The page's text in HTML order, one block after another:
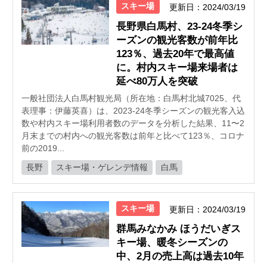
スキー場 更新日：2024/03/19
長野県白馬村、23-24冬季シ
ーズンの観光客数が前年比
123％、過去20年で最高値
に。村内スキー場来場者は
延べ80万人を突破
一般社団法人白馬村観光局（所在地：白馬村北城7025、代
表理事：伊藤英喜）は、2023-24冬季シーズンの観光客入込
数や村内スキー場利用者数のデータを分析した結果、11〜2
月末までの村内への観光客数は前年と比べて123％、コロナ
前の2019...
長野 スキー場・ゲレンデ情報 白馬
スキー場 更新日：2024/03/19
群馬みなかみ ほうだいぎス
キー場、暖冬シーズンの
中、2月の売上高は過去10年